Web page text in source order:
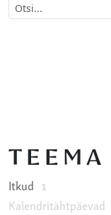
TEEMA
Itkud 1
Kalendritähtpäevad